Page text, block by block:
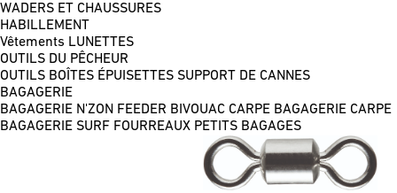
WADERS ET CHAUSSURES
HABILLEMENT
Vêtements LUNETTES
OUTILS DU PÊCHEUR
OUTILS BOÎTES ÉPUISETTES SUPPORT DE CANNES
BAGAGERIE
BAGAGERIE N'ZON FEEDER BIVOUAC CARPE BAGAGERIE CARPE
BAGAGERIE SURF FOURREAUX PETITS BAGAGES